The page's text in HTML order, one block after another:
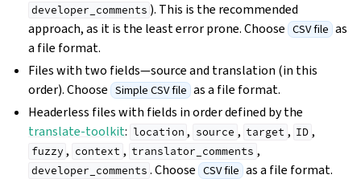
developer_comments ). This is the recommended
approach, as it is the least error prone. Choose CSV file as
a file format.
Files with two fields—source and translation (in this
order). Choose Simple CSV file as a file format.
Headerless files with fields in order defined by the
translate-toolkit: location , source , target , ID ,
fuzzy , context , translator_comments ,
developer_comments . Choose CSV file as a file format.